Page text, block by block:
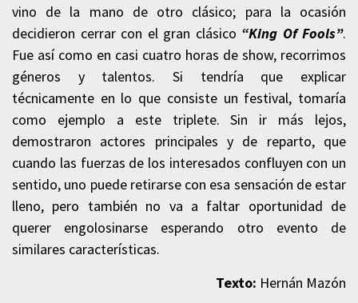
vino de la mano de otro clásico; para la ocasión
decidieron cerrar con el gran clásico “King Of Fools”.
Fue así como en casi cuatro horas de show, recorrimos
géneros y talentos. Si tendría que explicar
técnicamente en lo que consiste un festival, tomaría
como ejemplo a este triplete. Sin ir más lejos,
demostraron actores principales y de reparto, que
cuando las fuerzas de los interesados confluyen con un
sentido, uno puede retirarse con esa sensación de estar
lleno, pero también no va a faltar oportunidad de
querer engolosinarse esperando otro evento de
similares características.
Texto: Hernán Mazón